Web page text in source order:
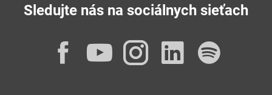
Sledujte nás na sociálnych sieťach
Facebook
YouTube
Instagram